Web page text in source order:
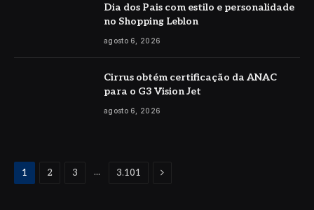
Dia dos Pais com estilo e personalidade
no Shopping Leblon
agosto 6, 2026
Cirrus obtém certificação da ANAC
para o G3 Vision Jet
agosto 6, 2026
1 2 3 ... 3.101 Proximo